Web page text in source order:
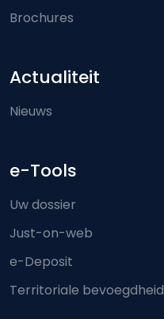
Brochures
Actualiteit
Nieuws
e-Tools
Uw dossier
Just-on-web
e-Deposit
Territoriale bevoegdheid